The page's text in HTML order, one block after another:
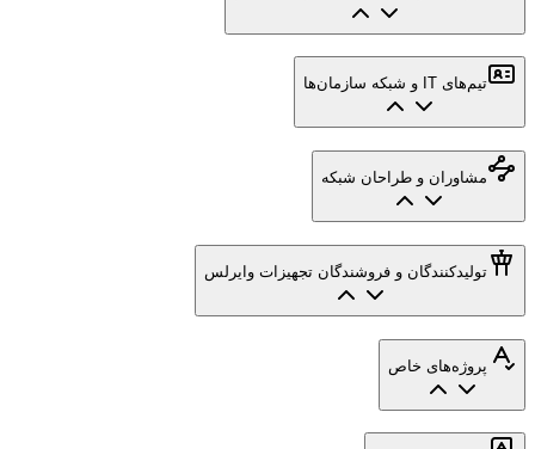
تیم‌های IT و شبکه سازمان‌ها
مشاوران و طراحان شبکه
تولیدکنندگان و فروشندگان تجهیزات وایرلس
پروژه‌های خاص